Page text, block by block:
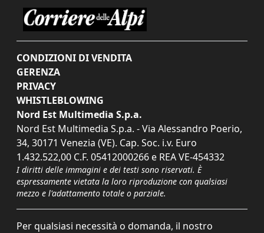
CONDIZIONI DI VENDITA
GERENZA
PRIVACY
WHISTLEBLOWING
Nord Est Multimedia S.p.a.
Nord Est Multimedia S.p.a. - Via Alessandro Poerio,
34, 30171 Venezia (VE). Cap. Soc. i.v. Euro
1.432.522,00 C.F. 05412000266 e REA VE-454332
I diritti delle immagini e dei testi sono riservati. È
espressamente vietata la loro riproduzione con qualsiasi
mezzo e l'adattamento totale o parziale.
Per qualsiasi necessità o domanda, il nostro